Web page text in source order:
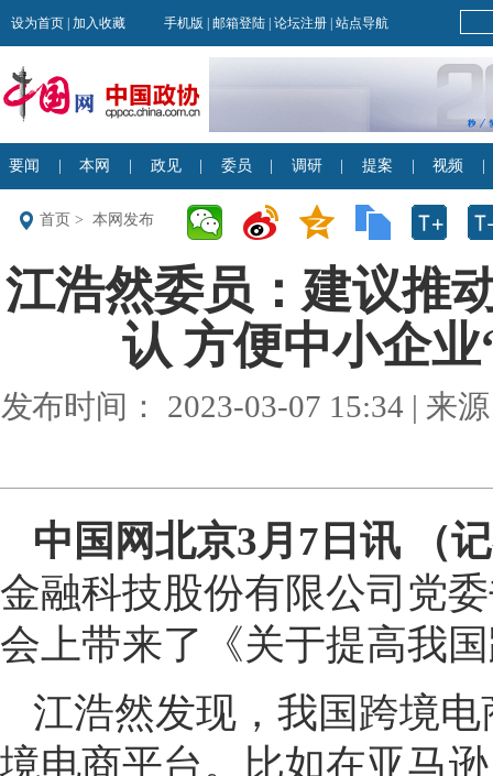
首页 > 本网发布
江浩然委员：建议推
认 方便中小企
发布时间： 2023-03-07 15:34 | 来
中国网北京3月7日讯 （
金融科技股份有限公司党
会上带来了《关于提高我
江浩然发现，我国跨境
境电商平台。比如在亚马